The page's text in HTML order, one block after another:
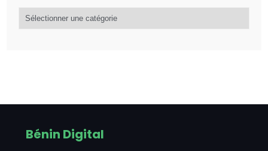
d’articles
Bénin Digital